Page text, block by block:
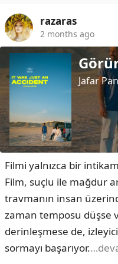
razaras
2 months ago
Jafar
Filmi yalnızca bir
Film, suçlu ile mağdur
travmanın insan
zaman temposu düşse
derinleşmese de,
sormayı başarıyor.